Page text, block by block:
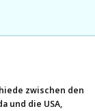
zwischen den
und die USA,